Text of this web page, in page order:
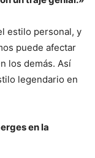
estilo personal, y
puede afectar
los demás. Así
legendario en
en la